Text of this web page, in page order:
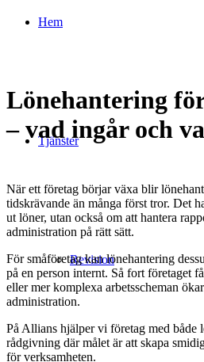
Hem
Tjänster
Revision
Lönehantering
– vad ingår och
När ett företag börjar växa blir
tidskrävande än många först tror. Det
ut löner, utan också om att hantera
administration på rätt sätt.
För småföretag kan lönehantering
på en person internt. Så fort företaget
eller mer komplexa arbetsscheman
administration.
På Allians hjälper vi företag med både
rådgivning där målet är att skapa
för verksamheten.